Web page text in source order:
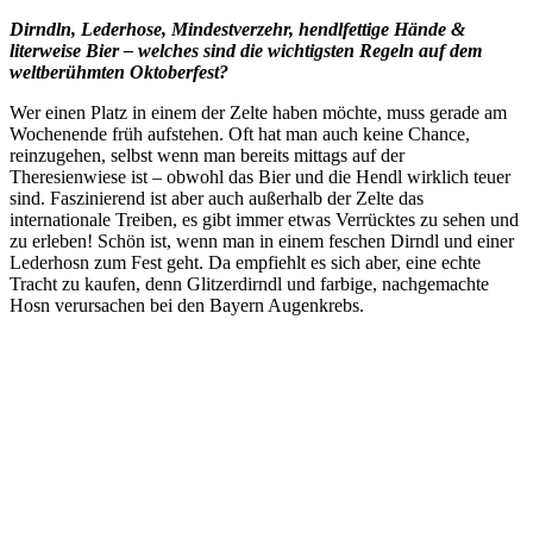
Dirndln, Lederhose, Mindestverzehr, hendlfettige Hände &
literweise Bier – welches sind die wichtigsten Regeln auf dem
weltberühmten Oktoberfest?
Wer einen Platz in einem der Zelte haben möchte, muss gerade am
Wochenende früh aufstehen. Oft hat man auch keine Chance,
reinzugehen, selbst wenn man bereits mittags auf der
Theresienwiese ist – obwohl das Bier und die Hendl wirklich teuer
sind. Faszinierend ist aber auch außerhalb der Zelte das
internationale Treiben, es gibt immer etwas Verrücktes zu sehen und
zu erleben! Schön ist, wenn man in einem feschen Dirndl und einer
Lederhosn zum Fest geht. Da empfiehlt es sich aber, eine echte
Tracht zu kaufen, denn Glitzerdirndl und farbige, nachgemachte
Hosn verursachen bei den Bayern Augenkrebs.